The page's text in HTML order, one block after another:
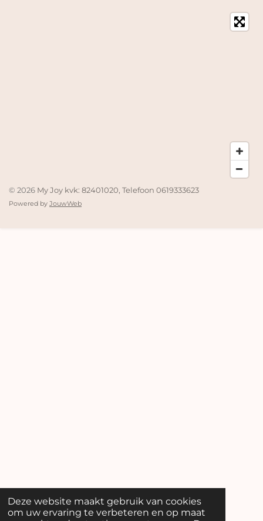
Deze website maakt gebruik van cookies
om uw ervaring te verbeteren en op maat
© 2026 My Joy kvk: 82401020, Telefoon 0619333623
Powered by JouwWeb